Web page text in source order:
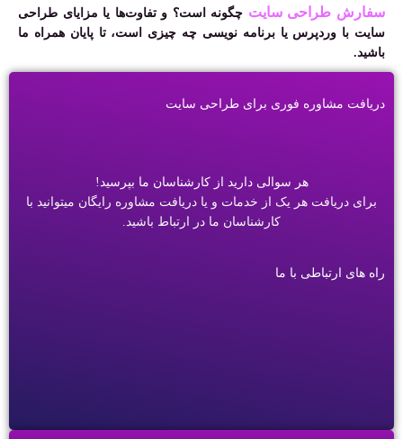
سفارش طراحی سایت چگونه است؟ و تفاوت‌ها یا مزایای طراحی
سایت با وردپرس یا برنامه نویسی چه چیزی است، تا پایان همراه ما
باشید.
دریافت مشاوره فوری برای طراحی سایت
هر سوالی دارید از کارشناسان ما بپرسید!
برای دریافت هر یک از خدمات و یا دریافت مشاوره رایگان میتوانید با
کارشناسان ما در ارتباط باشید.
راه های ارتباطی با ما